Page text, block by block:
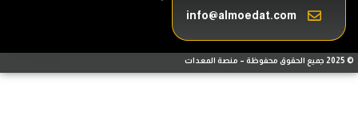
info@almoedat.com